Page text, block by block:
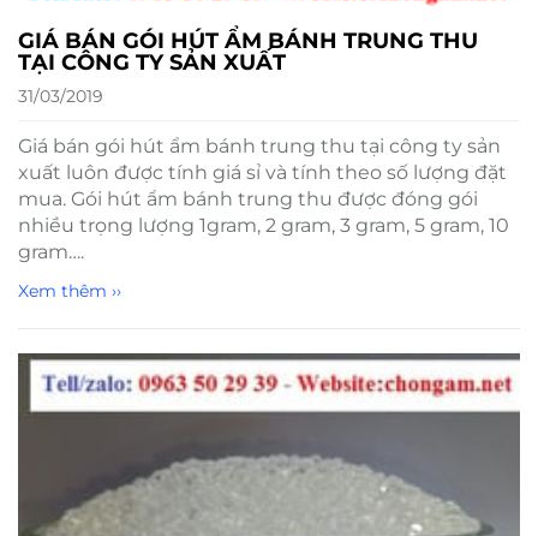
GIÁ BÁN GÓI HÚT ẨM BÁNH TRUNG THU
TẠI CÔNG TY SẢN XUẤT
31/03/2019
Giá bán gói hút ẩm bánh trung thu tại công ty sản
xuất luôn được tính giá sỉ và tính theo số lượng đặt
mua. Gói hút ẩm bánh trung thu được đóng gói
nhiều trọng lượng 1gram, 2 gram, 3 gram, 5 gram, 10
gram….
Xem thêm ››